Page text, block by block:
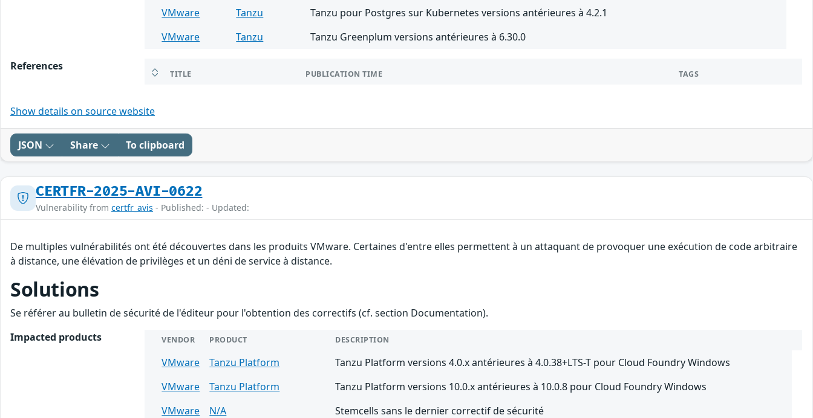
VMware
Tanzu
Tanzu pour Postgres sur Kubernetes versions antérieures à 4.2.1
VMware
Tanzu Tanzu Greenplum versions antérieures à 6.30.0
References
TITLE PUBLICATION TIME TAGS
Show details on source website
JSON Share To clipboard
CERTFR-2025-AVI-0622
Vulnerability from certfr_avis - Published: - Updated:
De multiples vulnérabilités ont été découvertes dans les produits VMware. Certaines d'entre elles permettent à un attaquant de provoquer une exécution de code arbitraire
à distance, une élévation de privilèges et un déni de service à distance.
Solutions
Se référer au bulletin de sécurité de l'éditeur pour l'obtention des correctifs (cf. section Documentation).
Impacted products
VENDOR PRODUCT DESCRIPTION
VMware Tanzu Platform
Tanzu Platform versions 4.0.x antérieures à 4.0.38+LTS-T pour Cloud Foundry Windows
VMware
Tanzu Platform
Tanzu Platform versions 10.0.x antérieures à 10.0.8 pour Cloud Foundry Windows
VMware
N/A
Stemcells sans le dernier correctif de sécurité